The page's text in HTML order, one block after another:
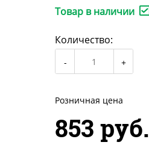
Товар в наличии
Количество:
Розничная цена
853 руб.